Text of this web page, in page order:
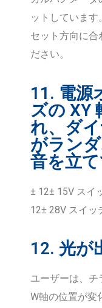
ットしていま
セット方向に合
ださい。
11. 電源
ズの XY
れ、ダ
がラン
音を立
± 12± 15V スイ
12± 28V スイッ
12. 光が
ユーザーは、チ
W軸の位置が変